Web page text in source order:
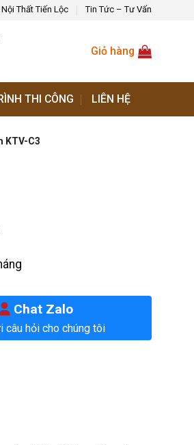
Thất Tiến Lộc Tin Tức – Tư Vấn
Giỏ hàng
THI CÔNG LIÊN HỆ
KTV-C3
Chat Zalo
câu hỏi cho chúng tôi